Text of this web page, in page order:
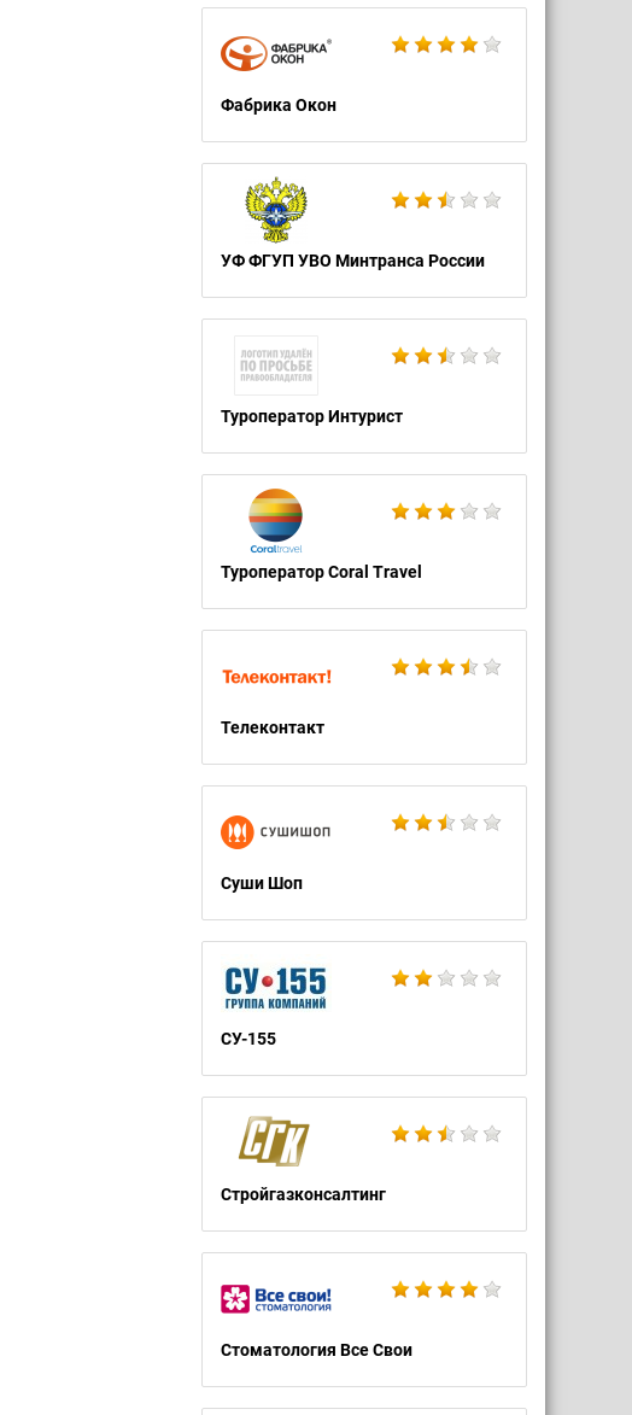
Фабрика Окон
УФ ФГУП УВО Минтранса России
Туроператор Интурист
Туроператор Coral Travel
Телеконтакт
Суши Шоп
СУ-155
Стройгазконсалтинг
Стоматология Все Свои